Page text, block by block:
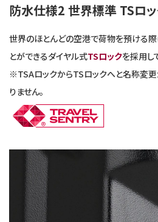
防水仕様2 世界標準 TSロ
世界のほとんどの空港で荷物を預ける際
とができるダイヤル式TSロックを採用し
※TSAロックからTSロックへと名称変更
りません。